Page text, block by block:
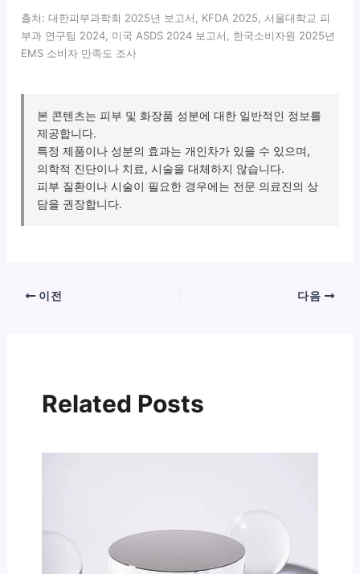
출처: 대한피부과학회 2025년 보고서, KFDA 2025, 서울대학교 피
부과 연구팀 2024, 미국 ASDS 2024 보고서, 한국소비자원 2025년
EMS 소비자 만족도 조사
본 콘텐츠는 피부 및 화장품 성분에 대한 일반적인 정보를
제공합니다.
특정 제품이나 성분의 효과는 개인차가 있을 수 있으며,
의학적 진단이나 치료, 시술을 대체하지 않습니다.
피부 질환이나 시술이 필요한 경우에는 전문 의료진의 상
담을 권장합니다.
이전 다음
Related Posts